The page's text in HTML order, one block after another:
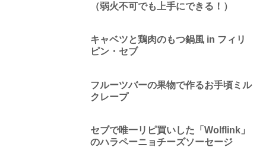
（弱火不可でも上手にできる！）
キャベツと鶏肉のもつ鍋風 in フィリ
ピン・セブ
フルーツバーの果物で作るお手頃ミル
クレープ
セブで唯一リピ買いした「Wolflink」
のハラペーニョチーズソーセージ